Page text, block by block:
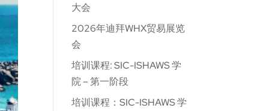
大会
2026年迪拜WHX贸易展览
会
培训课程: SIC-ISHAWS 学
院 – 第一阶段
培训课程：SIC-ISHAWS 学